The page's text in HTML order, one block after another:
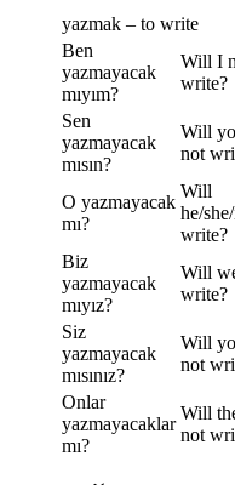
yazmak – to write
Ben
yazmayacak
mıyım?
Will I
write?
Sen
yazmayacak
mısın?
Will
not
O yazmayacak
mı?
Will
he/
write?
Biz
yazmayacak
mıyız?
Will
write?
Siz
yazmayacak
mısınız?
Will
not
Onlar
yazmayacaklar
mı?
Will
not